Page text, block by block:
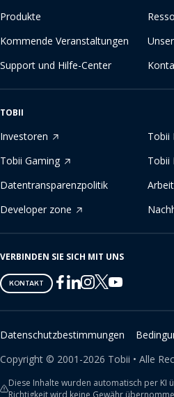
Produkte
Kommende Veranstaltungen
Support und Hilfe-Center
TOBII
Investoren
Tobii
Tobii Gaming
Tobii
Datentransparenzpolitik
Developer zone
VERBINDEN SIE SICH MIT UNS
KONTAKT
Tobii
on
Facebook
Tobii
on
Linkedin
Tobii
on
Instagram
Tobii
on
Twitter
Tobii
on
Youtube
Datenschutzbestimmungen
Copyright © 2001-2026 Tobii • Alle
Diese Inhalte wurden automatisch per KI
Richtigkeit wird keine Gewähr